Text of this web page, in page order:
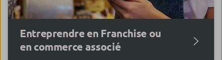
Entreprendre en Franchise ou
en commerce associé